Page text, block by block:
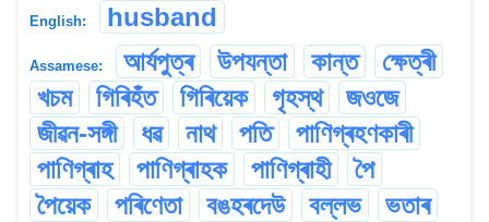
English: husband
Assamese: আৰ্যপুত্ৰ উপযন্তা কান্ত
ক্ষেত্ৰী
খচম
গিৰিহঁত গিৰিয়েক গৃহস্থ
জওজে
জীৱন-সঙ্গী
ধৱ নাথ পতি
পাণিগ্ৰহণকাৰী
পাণিগ্ৰাহ
পাণিগ্ৰাহক পাণিগ্ৰাহী
পৈ
পৈয়েক
পৰিণেতা বঙহৰদেউ বল্লভ
ভতাৰ